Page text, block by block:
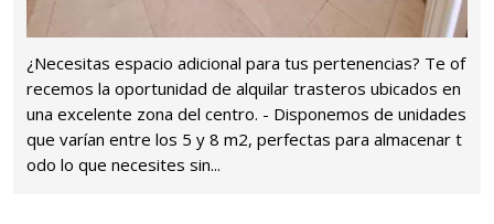
¿Necesitas espacio adicional para tus pertenencias? Te of
recemos la oportunidad de alquilar trasteros ubicados en
una excelente zona del centro. -️ Disponemos de unidades
que varían entre los 5 y 8 m2, perfectas para almacenar t
odo lo que necesites sin...